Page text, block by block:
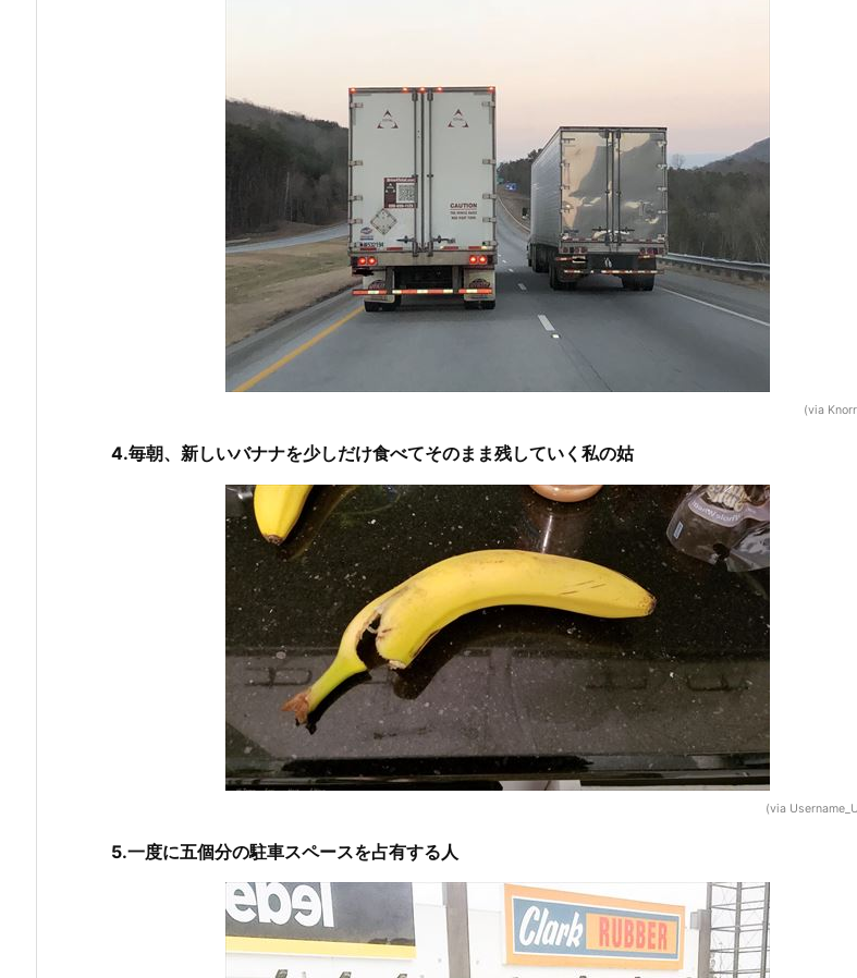
(via
4.毎朝、新しいバナナを少しだけ食べてそのまま残していく私の姑
(via
5.一度に五個分の駐車スペースを占有する人